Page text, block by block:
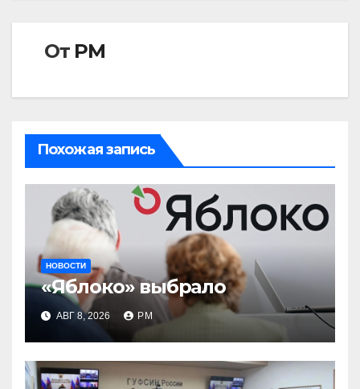
От РМ
Похожая запись
НОВОСТИ
«Яблоко» выбрало
АВГ 8, 2026 РМ